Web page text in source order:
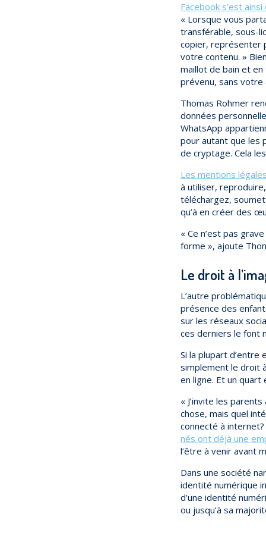
Facebook s’est
« Lorsque vous
transférable, sous-
copier, représenter
votre contenu. »
maillot de bain et
prévenu, sans
Thomas Rohmer
données
WhatsApp
pour autant que les
de cryptage. Cela
Les mentions
à utiliser,
téléchargez,
qu’à en créer des
« Ce n’est pas
forme », ajoute
Le droit à
L’autre
présence des
sur les réseaux
ces derniers le font
Si la plupart
simplement le droit
en ligne. Et un
« J’invite les
chose, mais quel
connecté à
nés ont déjà une
l’être à venir avant
Dans une société
identité numérique
d’une identité
ou jusqu’à sa